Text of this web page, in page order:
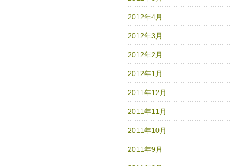
2012年4月
2012年3月
2012年2月
2012年1月
2011年12月
2011年11月
2011年10月
2011年9月